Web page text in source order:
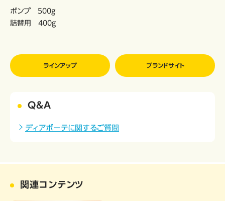
ラインアップ ブランドサイト
ポンプ 500g
詰替用 400g
Q&A
ディアボーテに関するご質問
関連コンテンツ